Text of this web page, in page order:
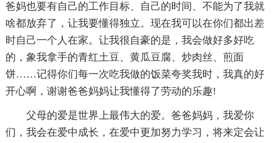
爸妈也要有自己的工作目标、自己的时间、不能为了我就
啥都放弃了，让我要懂得独立。现在我可以在你们都出差
时自己一个人在家。让我很自豪的是，我会做好多好吃
的，象我拿手的青红土豆、黄瓜豆腐、炒肉丝、煎面
饼……记得你们每一次吃我做的饭菜夸奖我时，我真的好
开心啊，谢谢爸爸妈妈让我懂得了劳动的乐趣!
父母的爱是世界上最伟大的爱。爸爸妈妈，我爱你
们，我会在爱中成长，在爱中更加努力学习，将来定会让